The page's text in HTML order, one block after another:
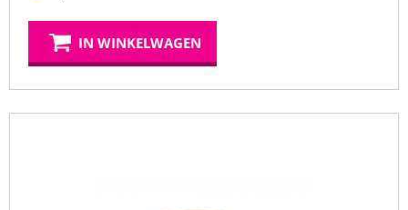
IN WINKELWAGEN